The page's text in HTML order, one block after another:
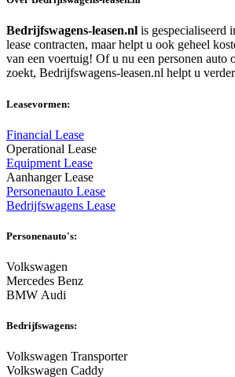
Bedrijfswagens-leasen.nl is gespecialiseerd
lease contracten, maar helpt u ook geheel
van een voertuig! Of u nu een personen auto
zoekt, Bedrijfswagens-leasen.nl helpt u
Leasevormen:
Financial Lease
Operational Lease
Equipment Lease
Aanhanger Lease
Personenauto Lease
Bedrijfswagens Lease
Personenauto's:
Volkswagen
Mercedes Benz
BMW Audi
Bedrijfswagens:
Volkswagen Transporter
Volkswagen Caddy